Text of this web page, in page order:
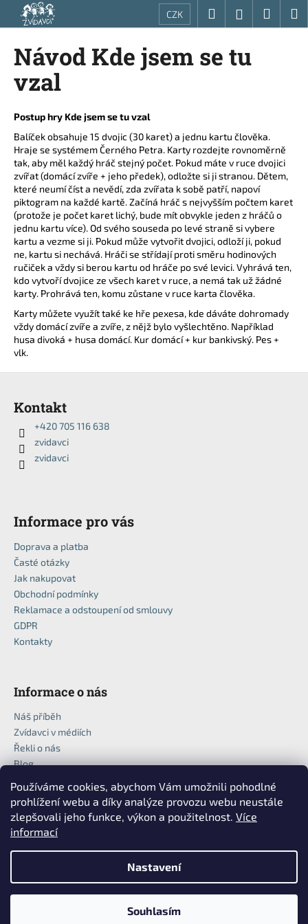
Používáme cookies, abychom Vám umožnili pohodlné
prohlížení webu a díky analýze provozu webu neustále
zlepšovali jeho funkce, výkon a použitelnost. Více
informací
Nastavení
Souhlasím
obsah
CZK HledatPřihlášení
Návod Kde jsem se tu
vzal
Postup hry Kde jsem se tu vzal
Balíček obsahuje 15 dvojic (30 karet) a jednu kartu člověka.
Hraje se systémem Černého Petra. Karty rozdejte rovnoměrně
tak, aby měl každý hráč stejný počet. Pokud máte v ruce dvojici
zvířat (domácí zvíře + jeho předek), odložte si ji stranou. Dětem,
které neumí číst a nevědí, zda zvířata k sobě patří, napoví
piktogram na každé kartě. Začíná hráč s nejvyšším počtem karet
(protože je počet karet lichý, bude mít obvykle jeden z hráčů o
jednu kartu více). Od svého souseda po levé straně si vybere
kartu a vezme si ji. Pokud může vytvořit dvojici, odloží ji, pokud
ne, kartu si nechává. Hráči se střídají proti směru hodinových
ručiček a vždy si berou kartu od hráče po své levici. Vyhrává ten,
kdo vytvoří dvojice ze všech karet v ruce, a nemá tak už žádné
karty. Prohrává ten, komu zůstane v ruce karta člověka.
Karty můžete využít také ke hře pexesa, kde dáváte dohromady
vždy domácí zvíře a zvíře, z nějž bylo vyšlechtěno. Například
husa divoká + husa domácí. Kur domácí + kur bankivský. Pes +
vlk.
o
C
o
p
o
t
ř
e
b
u
j
e
t
e
n
a
j
í
t
?
D
o
p
o
r
u
č
u
j
e
Kontakt
+420 705 116 638
zvidavci
zvidavci
Informace pro vás
Doprava a platba
Časté otázky
Jak nakupovat
Obchodní podmínky
Reklamace a odstoupení od smlouvy
GDPR
Kontakty
Informace o nás
Náš příběh
Zvídavci v médiích
Řekli o nás
Blog
Copyright 2026Zvídavci. Všechna práva vyhrazena.Upravit
nastavení cookies